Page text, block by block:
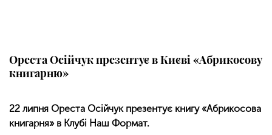
Ореста Осійчук презентує в Києві «Абрикосову
книгарню»
22 липня Ореста Осійчук презентує книгу «Абрикосова
книгарня» в Клубі Наш Формат.